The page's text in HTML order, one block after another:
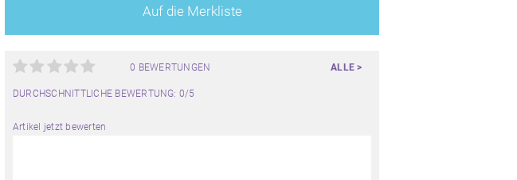
Auf die Merkliste
0 BEWERTUNGEN ALLE >
DURCHSCHNITTLICHE BEWERTUNG: 0/5
Artikel jetzt bewerten